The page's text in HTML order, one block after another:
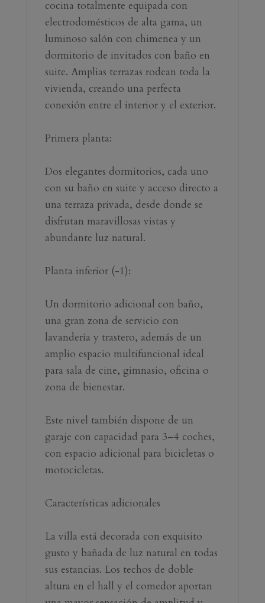
cocina totalmente equipada con
electrodomésticos de alta gama, un
luminoso salón con chimenea y un
dormitorio de invitados con baño en
suite. Amplias terrazas rodean toda la
vivienda, creando una perfecta
conexión entre el interior y el exterior.
Primera planta:
Dos elegantes dormitorios, cada uno
con su baño en suite y acceso directo a
una terraza privada, desde donde se
disfrutan maravillosas vistas y
abundante luz natural.
Planta inferior (-1):
Un dormitorio adicional con baño,
una gran zona de servicio con
lavandería y trastero, además de un
amplio espacio multifuncional ideal
para sala de cine, gimnasio, oficina o
zona de bienestar.
Este nivel también dispone de un
garaje con capacidad para 3–4 coches,
con espacio adicional para bicicletas o
motocicletas.
Características adicionales
La villa está decorada con exquisito
gusto y bañada de luz natural en todas
sus estancias. Los techos de doble
altura en el hall y el comedor aportan